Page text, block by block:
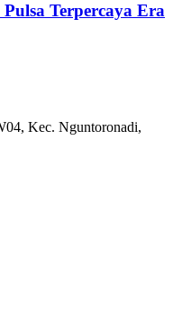
Terpercaya Era
Kec. Nguntoronadi,